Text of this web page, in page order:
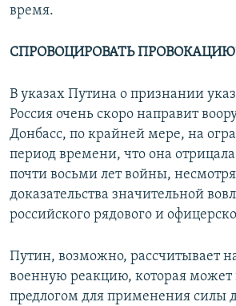
время.
СПРОВОЦИРОВАТЬ
В указах Путина о признании
Россия очень скоро направит
Донбасс, по крайней мере, на
период времени, что она
почти восьми лет войны,
доказательства значительной
российского рядового и
Путин, возможно, рассчитывает
военную реакцию, которая может
предлогом для применения силы